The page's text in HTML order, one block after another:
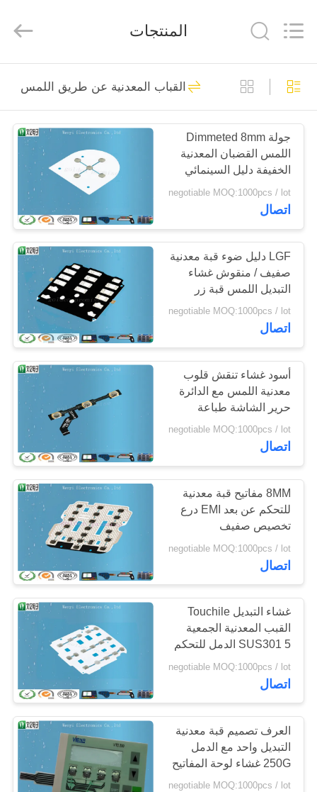
الصفحة
الرئيسية
منتجات
معلومات
جولة
المعمل
مراقبة
الجودة
اتصل
اطلب
اقتباس
خريطة
الموقع
PRIVACY
POLICY
Technology
Co.,
Reserved.
FPC غشاء التبديل
تبديل غشاء سعوية
17
النقش غشاء التبديل
48
تبديل غشاء مسطح
13
بالسعة اللمس الدائرة
20
المنتجات
القباب المعدنية عن طريق اللمس
جولة Dimmeted 8mm
اللمس القضبان المعدنية
الخفيفة دليل السينمائي
مستقرة في قوة اتصال
negotiable MOQ:1000pcs / lot
اتصال
LGF دليل ضوء قبة معدنية
صفيف / منقوش غشاء
التبديل اللمس قبة زر
negotiable MOQ:1000pcs / lot
اتصال
أسود غشاء تنقش قلوب
معدنية اللمس مع الدائرة
حرير الشاشة طباعة
negotiable MOQ:1000pcs / lot
اتصال
8MM مفاتيح قبة معدنية
للتحكم عن بعد EMI درع
تخصيص صفيف
negotiable MOQ:1000pcs / lot
اتصال
غشاء التبديل Touchile
القبب المعدنية الجمعية
SUS301 5 الدمل للتحكم
عن بعد
negotiable MOQ:1000pcs / lot
اتصال
العرف تصميم قبة معدنية
التبديل واحد مع الدمل
250G غشاء لوحة المفاتيح
الجمعية
negotiable MOQ:1000pcs / lot